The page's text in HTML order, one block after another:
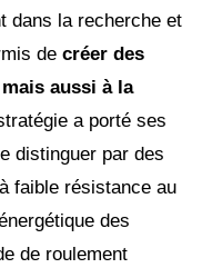
dans la recherche et
de créer des
aussi à la
a porté ses
distinguer par des
faible résistance au
des
de roulement